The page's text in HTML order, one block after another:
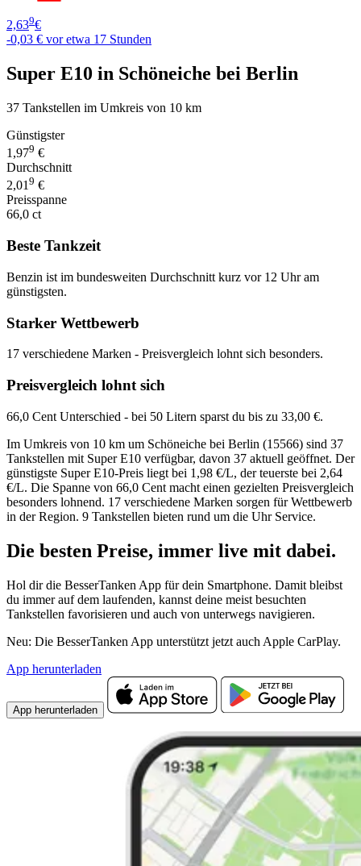
2,639€
-0,03 € vor etwa 17 Stunden
Super E10 in Schöneiche bei Berlin
37 Tankstellen im Umkreis von 10 km
Günstigster
1,979 €
Durchschnitt
2,019 €
Preisspanne
66,0 ct
Beste Tankzeit
Benzin ist im bundesweiten Durchschnitt kurz vor 12 Uhr am
günstigsten.
Starker Wettbewerb
17 verschiedene Marken - Preisvergleich lohnt sich besonders.
Preisvergleich lohnt sich
66,0 Cent Unterschied - bei 50 Litern sparst du bis zu 33,00 €.
Im Umkreis von 10 km um Schöneiche bei Berlin (15566) sind 37
Tankstellen mit Super E10 verfügbar, davon 37 aktuell geöffnet. Der
günstigste Super E10-Preis liegt bei 1,98 €/L, der teuerste bei 2,64
€/L. Die Spanne von 66,0 Cent macht einen gezielten Preisvergleich
besonders lohnend. 17 verschiedene Marken sorgen für Wettbewerb
in der Region. 9 Tankstellen bieten rund um die Uhr Service.
Die besten Preise, immer live mit dabei.
Hol dir die BesserTanken App für dein Smartphone. Damit bleibst
du immer auf dem laufenden, kannst deine meist besuchten
Tankstellen favorisieren und auch von unterwegs navigieren.
Neu: Die BesserTanken App unterstützt jetzt auch Apple CarPlay.
App herunterladen
App herunterladen